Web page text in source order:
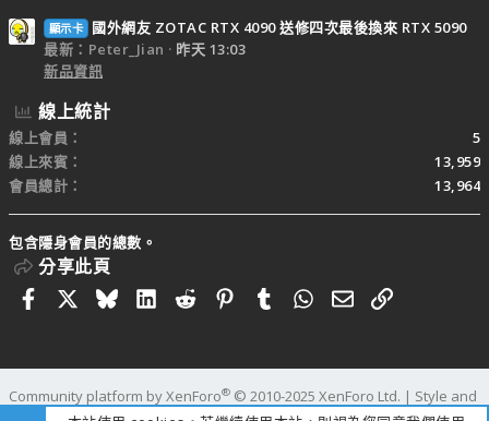
顯示卡
國外網友 ZOTAC RTX 4090 送修四次最後換來 RTX 5090
最新：Peter_Jian
昨天 13:03
新品資訊
線上統計
線上會員
5
線上來賓
13,959
會員總計
13,964
包含隱身會員的總數。
分享此頁
FacebookBlueskyLinkedIn
RedditPinterestTumblrWhatsApp
電子郵件
連結
Community platform by XenForo® © 2010-2025 XenForo Ltd. | Style and